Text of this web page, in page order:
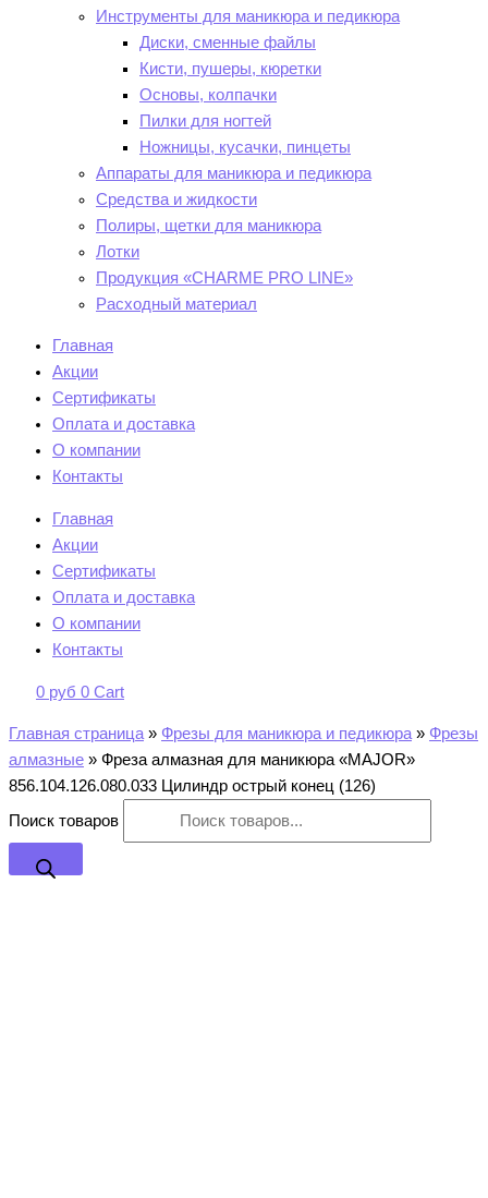
Инструменты для маникюра и педикюра
Диски, сменные файлы
Кисти, пушеры, кюретки
Основы, колпачки
Пилки для ногтей
Ножницы, кусачки, пинцеты
Аппараты для маникюра и педикюра
Средства и жидкости
Полиры, щетки для маникюра
Лотки
Продукция «CHARME PRO LINE»
Расходный материал
Главная
Акции
Сертификаты
Оплата и доставка
О компании
Контакты
Главная
Акции
Сертификаты
Оплата и доставка
О компании
Контакты
0 руб 0 Cart
Главная страница» Фрезы для маникюра и педикюра» Фрезы
алмазные » Фреза алмазная для маникюра «MAJOR»
856.104.126.080.033 Цилиндр острый конец (126)
Поиск товаров